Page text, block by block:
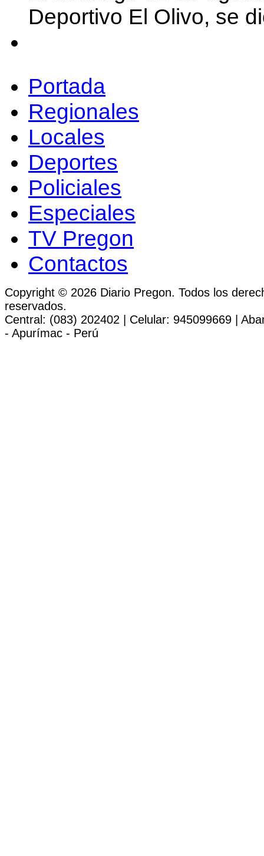
Deportivo El Olivo, se
Portada
Regionales
Locales
Deportes
Policiales
Especiales
TV Pregon
Contactos
Copyright © 2026 Diario Pregon. Todos los
reservados.
Central: (083) 202402 | Celular: 945099669 |
- Apurímac - Perú